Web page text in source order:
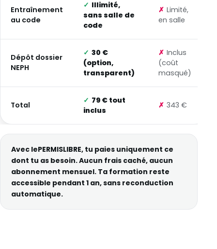
Entraînement
au code
✓ Illimité,
sans salle de
code
✗ Limité,
en salle
Dépôt dossier
NEPH
✓ 30 €
(option,
transparent)
✗ Inclus
(coût
masqué)
Total ✓ 79 € tout
inclus
✗ 343 €
Avec lePERMISLIBRE, tu paies uniquement ce
dont tu as besoin. Aucun frais caché, aucun
abonnement mensuel. Ta formation reste
accessible pendant 1 an, sans reconduction
automatique.